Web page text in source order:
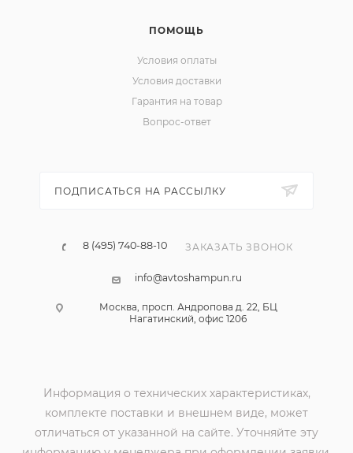
ПОМОЩЬ
Условия оплаты
Условия доставки
Гарантия на товар
Вопрос-ответ
ПОДПИСАТЬСЯ НА РАССЫЛКУ
8 (495) 740-88-10 ЗАКАЗАТЬ ЗВОНОК
info@avtoshampun.ru
Москва, просп. Андропова д. 22, БЦ
Нагатинский, офис 1206
Информация о технических характеристиках,
комплекте поставки и внешнем виде, может
отличаться от указанной на сайте. Уточняйте эту